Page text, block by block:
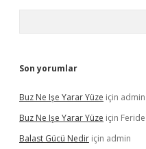
Son yorumlar
Buz Ne Işe Yarar Yüze için admin
Buz Ne Işe Yarar Yüze için Feride
Balast Gücü Nedir için admin